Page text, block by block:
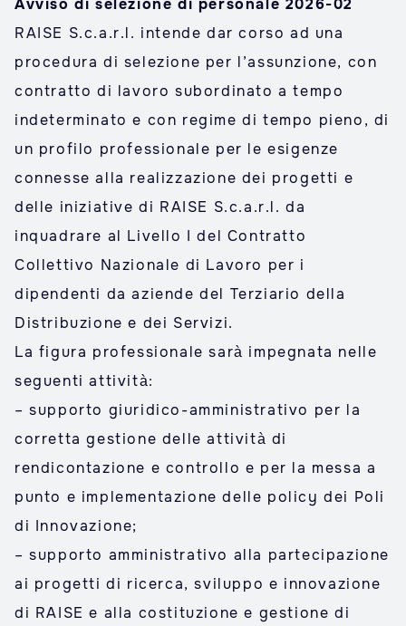
Avviso di selezione di personale 2026-02
RAISE S.c.a.r.l. intende dar corso ad una
procedura di selezione per l’assunzione, con
contratto di lavoro subordinato a tempo
indeterminato e con regime di tempo pieno, di
un profilo professionale per le esigenze
connesse alla realizzazione dei progetti e
delle iniziative di RAISE S.c.a.r.l. da
inquadrare al Livello I del Contratto
Collettivo Nazionale di Lavoro per i
dipendenti da aziende del Terziario della
Distribuzione e dei Servizi.
La figura professionale sarà impegnata nelle
seguenti attività:
– supporto giuridico-amministrativo per la
corretta gestione delle attività di
rendicontazione e controllo e per la messa a
punto e implementazione delle policy dei Poli
di Innovazione;
– supporto amministrativo alla partecipazione
ai progetti di ricerca, sviluppo e innovazione
di RAISE e alla costituzione e gestione di